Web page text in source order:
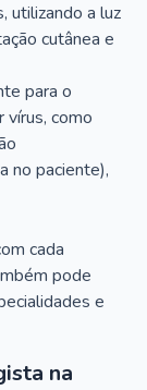
utilizando a luz
cutânea e
para o
vírus, como
no paciente),
cada
pode
e
na